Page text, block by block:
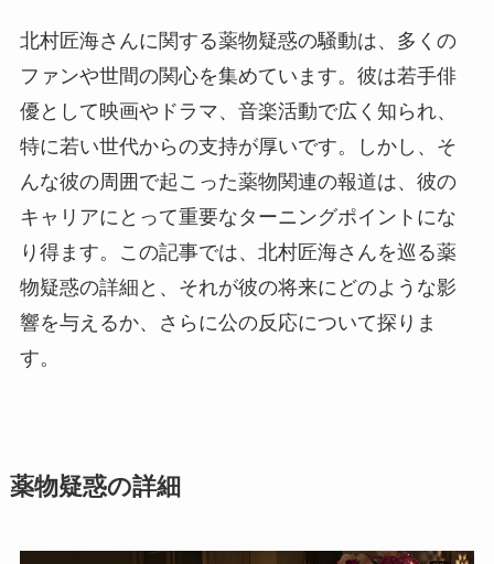
北村匠海さんに関する薬物疑惑の騒動は、多くの
ファンや世間の関心を集めています。彼は若手俳
優として映画やドラマ、音楽活動で広く知られ、
特に若い世代からの支持が厚いです。しかし、そ
んな彼の周囲で起こった薬物関連の報道は、彼の
キャリアにとって重要なターニングポイントにな
り得ます。この記事では、北村匠海さんを巡る薬
物疑惑の詳細と、それが彼の将来にどのような影
響を与えるか、さらに公の反応について探りま
す。
薬物疑惑の詳細